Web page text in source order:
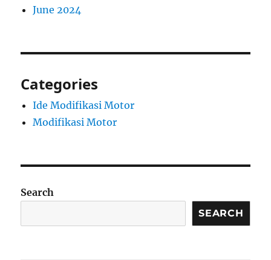
June 2024
Categories
Ide Modifikasi Motor
Modifikasi Motor
Search
SEARCH